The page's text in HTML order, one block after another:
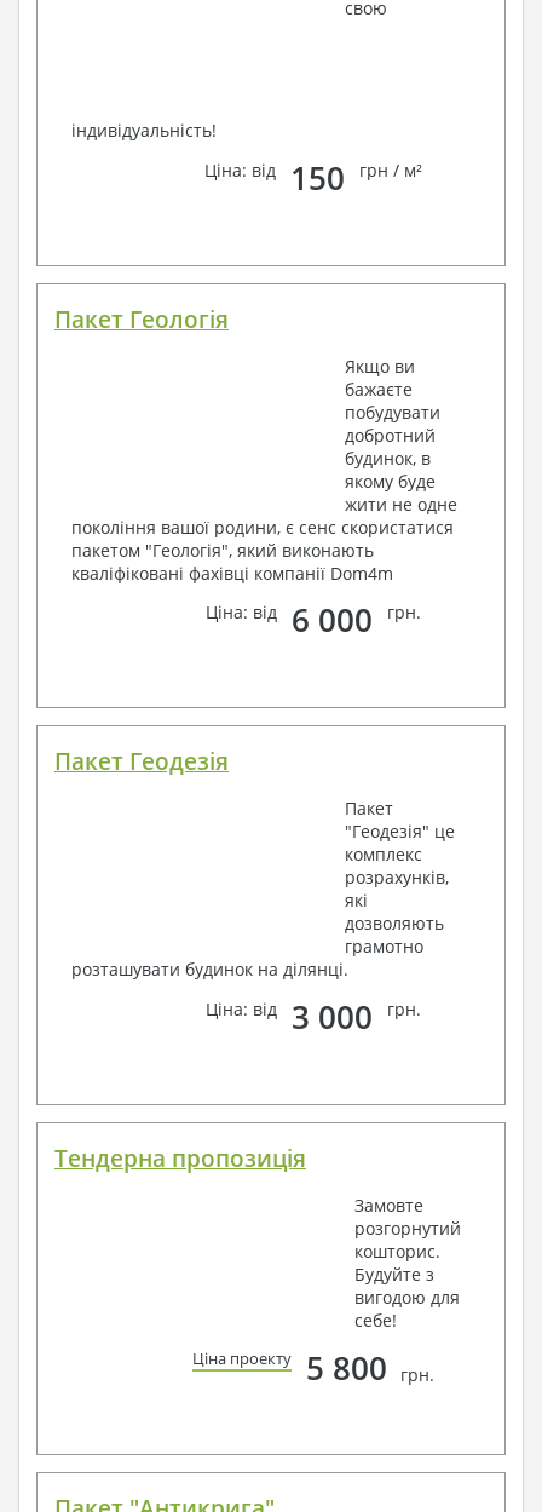
свою
індивідуальність!
Ціна: від
150 грн / м²
Пакет Геологія
Якщо ви
бажаєте
побудувати
добротний
будинок, в
якому буде
жити не одне
покоління вашої родини, є сенс скористатися
пакетом "Геологія", який виконають
кваліфіковані фахівці компанії Dom4m
Ціна: від
6 000 грн.
Пакет Геодезія
Пакет
"Геодезія" це
комплекс
розрахунків,
які
дозволяють
грамотно
розташувати будинок на ділянці.
Ціна: від
3 000 грн.
Тендерна пропозиція
Замовте
розгорнутий
кошторис.
Будуйте з
вигодою для
себе!
Ціна проекту 5 800 грн.